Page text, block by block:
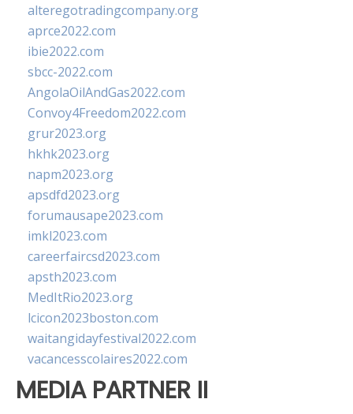
alteregotradingcompany.org
aprce2022.com
ibie2022.com
sbcc-2022.com
AngolaOilAndGas2022.com
Convoy4Freedom2022.com
grur2023.org
hkhk2023.org
napm2023.org
apsdfd2023.org
forumausape2023.com
imkl2023.com
careerfaircsd2023.com
apsth2023.com
MedItRio2023.org
lcicon2023boston.com
waitangidayfestival2022.com
vacancesscolaires2022.com
MEDIA PARTNER II